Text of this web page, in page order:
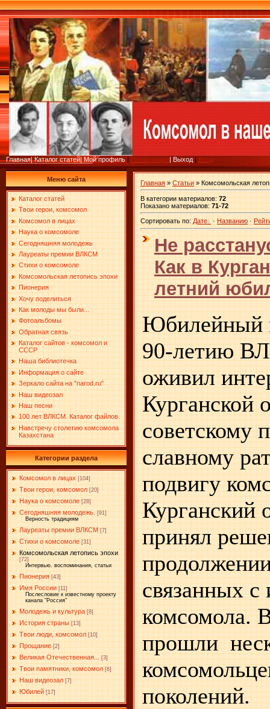
Главная|Каталог статей|Мой профиль|Регистрация|Выход|Вход
Меню сайта
Каталог статей
Твои герои, комсомол
Комсомол в лицах
Наука о комсомоле
Сегодняшняя молодежь
Лауреаты премии ВЛКСМ
Стихи о комсомоле
Комсомольская летопись эпохи
Пионерия
Хочу поделиться
Как молоды мы были...
Фотоальбомы
Обратная связь
Каталог сайтов - комсомол и
СССР
Наша библиотечка
Информация о сайте
Зеркало сайта на "narоd.ru"
Наш видеозал
Наш песни
100 лет ВЛКСМ. Каталог файлов.
Навстречу столетию комсомола
Казахстана
Категории раздела
Комсомол в лицах [104]
Твои герои, комсомол [20]
Наука о комсомоле [28]
Сегодняшняя молодежь.
[91]
Верность традициям
Лауреаты премии ВЛКСМ [7]
Стихи о комсомоле [31]
Комсомольская летопись эпохи
[72]
Интервью. воспоминания, статьи
Пионерия [43]
Имя России [11]
Послесловие к известному проекту
канала "Россия"
Молодежь и культура [8]
История страны [13]
Твои люди, комсомол [10]
Прощание [2]
Великая Отечественная... [3]
Твои памятники, комсомол [6]
Наш видеозал [7]
Юбилей [17]
Главная » Статьи » Комсомольская
В категории материалов: 72
Показано материалов: 71-72
Сортировать по: Дате · Названию ·
Не
Как в
летний
Юбилейный
90-летию
оживил
Курганской
советскому
славному
подвигу
принял
связанных с
комсомола.
прошли
поколений.